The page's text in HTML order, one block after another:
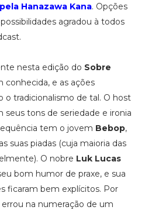
Hanazawa Kana. Opções
agradou à todos
nesta edição do Sobre
conhecida, e as ações
tradicionalismo de tal. O host
seus tons de seriedade e ironia
tem o jovem Bebop,
suas piadas (cuja maioria das
O nobre Luk Lucas
bom humor de praxe, e sua
ficaram bem explícitos. Por
errou na numeração de um